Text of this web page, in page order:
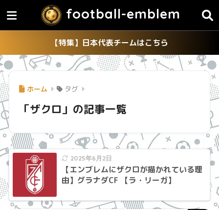
football-emblem
【特集】日本代表チームはこちら
ホーム タグ
「ザクロ」の記事一覧
2025年6月2日
【エンブレムにザクロが描かれている理
由】グラナダCF 【ラ・リーガ】